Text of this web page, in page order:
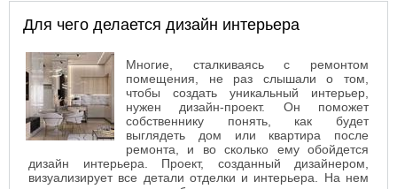
Для чего делается дизайн интерьера
Многие, сталкиваясь с ремонтом
помещения, не раз слышали о том,
чтобы создать уникальный интерьер,
нужен дизайн-проект. Он поможет
собственнику понять, как будет
выглядеть дом или квартира после
ремонта, и во сколько ему обойдется
дизайн интерьера. Проект, созданный дизайнером,
визуализирует все детали отделки и интерьера. На нем